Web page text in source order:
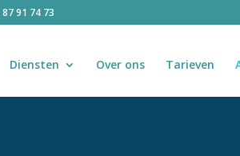
91 74 73
Diensten Over ons Tarieven